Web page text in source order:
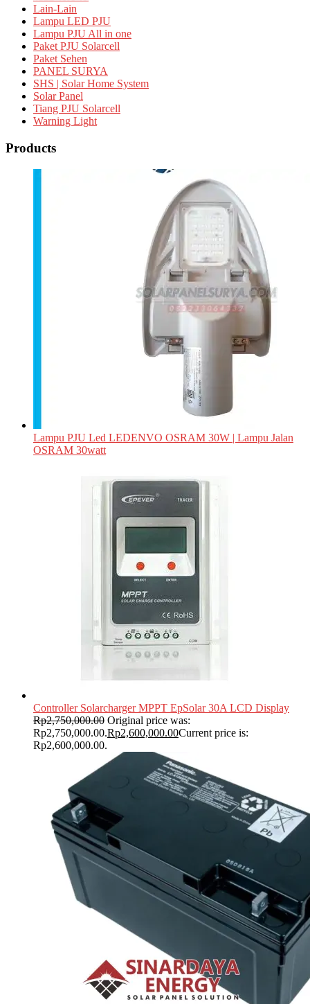
Lain-Lain
Lampu LED PJU
Lampu PJU All in one
Paket PJU Solarcell
Paket Sehen
PANEL SURYA
SHS | Solar Home System
Solar Panel
Tiang PJU Solarcell
Warning Light
Products
Lampu PJU Led LEDENVO OSRAM 30W | Lampu Jalan
OSRAM 30watt
Controller Solarcharger MPPT EpSolar 30A LCD Display
Rp2,750,000.00 Original price was:
Rp2,750,000.00.Rp2,600,000.00Current price is:
Rp2,600,000.00.